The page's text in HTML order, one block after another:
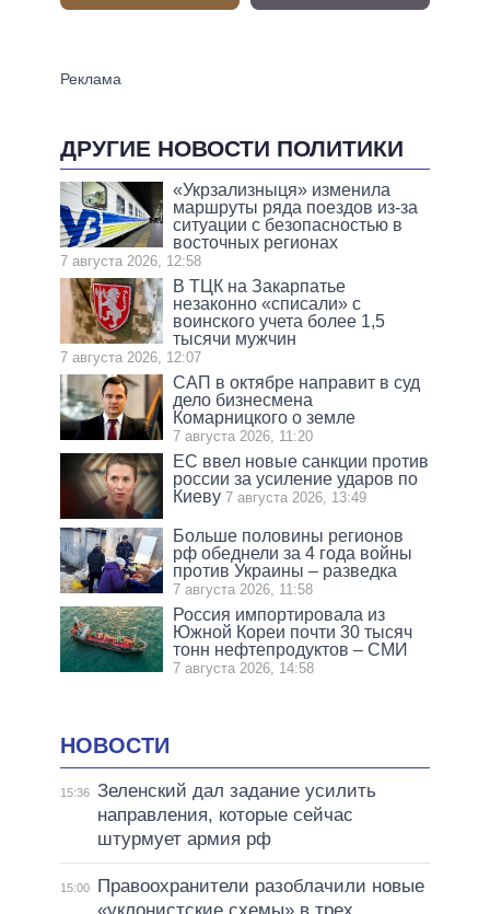
ДРУГИЕ НОВОСТИ ПОЛИТИКИ
«Укрзализныця» изменила
маршруты ряда поездов из-за
ситуации с безопасностью в
восточных регионах
7 августа 2026, 12:58
В ТЦК на Закарпатье
незаконно «списали» с
воинского учета более 1,5
тысячи мужчин
7 августа 2026, 12:07
САП в октябре направит в суд
дело бизнесмена
Комарницкого о земле
7 августа 2026, 11:20
ЕС ввел новые санкции против
россии за усиление ударов по
Киеву 7 августа 2026, 13:49
Больше половины регионов
рф обеднели за 4 года войны
против Украины – разведка
7 августа 2026, 11:58
Россия импортировала из
Южной Кореи почти 30 тысяч
тонн нефтепродуктов – СМИ
7 августа 2026, 14:58
НОВОСТИ
15:36 Зеленский дал задание усилить
направления, которые сейчас
штурмует армия рф
15:00
Правоохранители разоблачили новые
«уклонистские схемы» в трех